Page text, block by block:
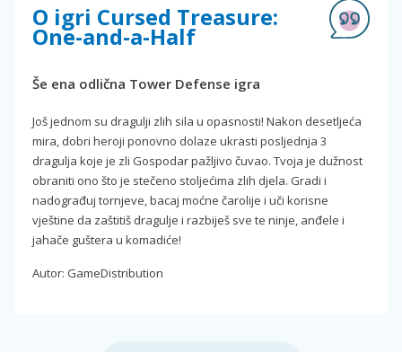
O igri Cursed Treasure:
One-and-a-Half
Še ena odlična Tower Defense igra
Još jednom su dragulji zlih sila u opasnosti! Nakon desetljeća
mira, dobri heroji ponovno dolaze ukrasti posljednja 3
dragulja koje je zli Gospodar pažljivo čuvao. Tvoja je dužnost
obraniti ono što je stečeno stoljećima zlih djela. Gradi i
nadograđuj tornjeve, bacaj moćne čarolije i uči korisne
vještine da zaštitiš dragulje i razbiješ sve te ninje, anđele i
jahače guštera u komadiće!
Autor: GameDistribution